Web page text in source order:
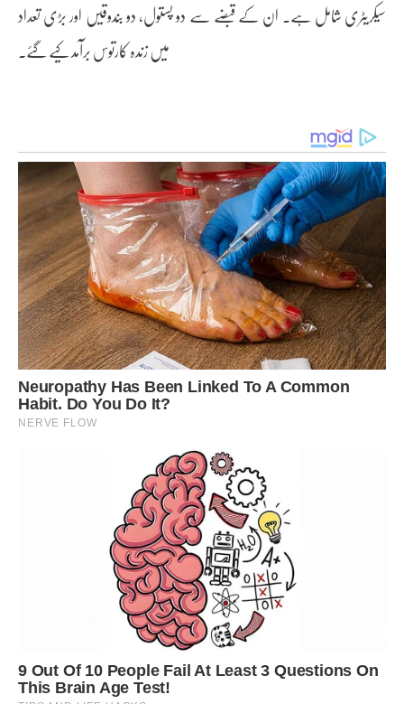
سیکریٹری شامل ہے۔ ان کے قبضے سے دو پستول، دو بندوقیں اور بڑی تعداد
میں زندہ کارتوس برآمد کیے گئے۔